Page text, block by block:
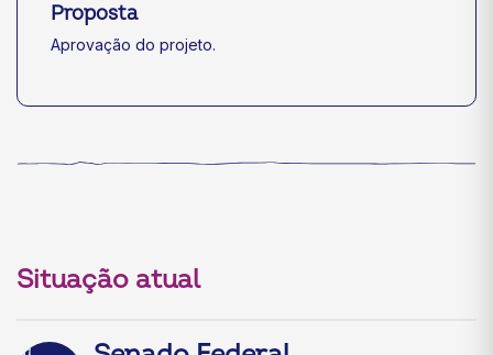
Proposta
Aprovação do projeto.
Situação atual